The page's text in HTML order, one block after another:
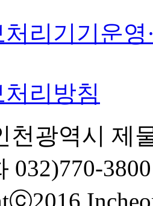
리기기운영
리방침
천광역시 제
032)770-